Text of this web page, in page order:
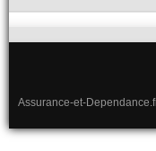
Assurance-et-